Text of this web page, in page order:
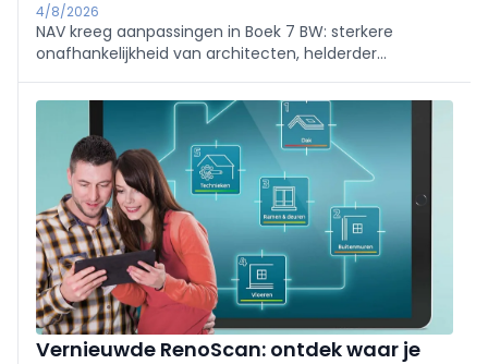
4/8/2026
NAV kreeg aanpassingen in Boek 7 BW: sterkere
onafhankelijkheid van architecten, helderder
zorgen over ruime conformiteit, behoud van
hoofdelijke aansprakelijkheid en onduidelijke termijnen.
Inwerkingtreding binnen een jaar; NAV volgt op.
Vernieuwde RenoScan: ontdek waar je